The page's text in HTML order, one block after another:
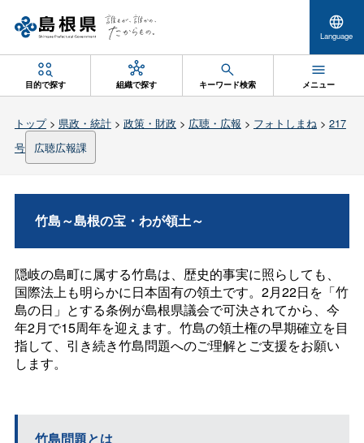
Language
目的で探す 組織で探す キーワード検索 メニュー
トップ> 県政・統計> 政策・財政 > 広聴・広報 > フォトしまね> 217
号
広聴広報課
竹島～島根の宝・わが領土～
隠岐の島町に属する竹島は、歴史的事実に照らしても、
国際法上も明らかに日本固有の領土です。2月22日を「竹
島の日」とする条例が島根県議会で可決されてから、今
年2月で15周年を迎えます。竹島の領土権の早期確立を目
指して、引き続き竹島問題へのご理解とご支援をお願い
します。
竹島問題とは